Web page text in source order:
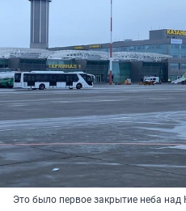
Это было первое закрытие неба